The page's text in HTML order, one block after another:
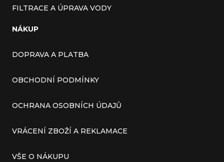
FILTRACE A ÚPRAVA VODY
NÁKUP
DOPRAVA A PLATBA
OBCHODNÍ PODMÍNKY
OCHRANA OSOBNÍCH ÚDAJŮ
VRÁCENÍ ZBOŽÍ A REKLAMACE
VŠE O NÁKUPU